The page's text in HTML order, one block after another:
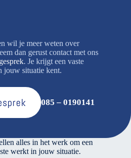
wil je meer weten over
dan gerust contact met ons
. Je krijgt een vaste
jouw situatie kent.
085 – 0190141
financieel beheer. Bij ons
alles in het werk om een
werkt in jouw situatie.